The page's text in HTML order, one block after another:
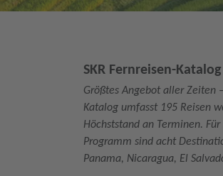
SKR Fernreisen-
Größtes Angebot aller Zeiten
Katalog umfasst 195 Reisen
Höchststand an Terminen.
Programm sind acht
Panama, Nicaragua, El